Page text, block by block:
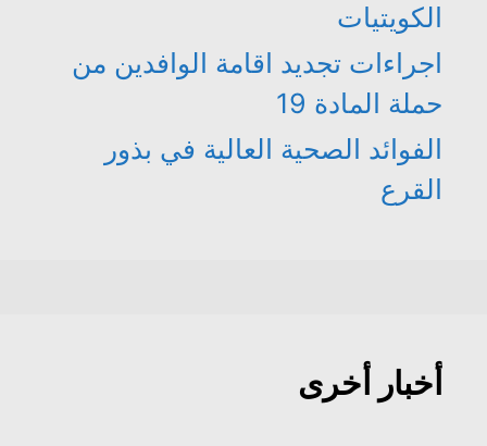
الكويتيات
اجراءات تجديد اقامة الوافدين من
حملة المادة 19
الفوائد الصحية العالية في بذور
القرع
أخبار أخرى